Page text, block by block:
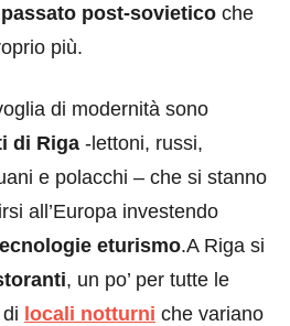
passato post-sovietico che
più.
di modernità sono
di Riga -lettoni, russi,
e polacchi – che si stanno
all’Europa investendo
eturismo.A Riga si
, un po’ per tutte le
locali notturni che variano